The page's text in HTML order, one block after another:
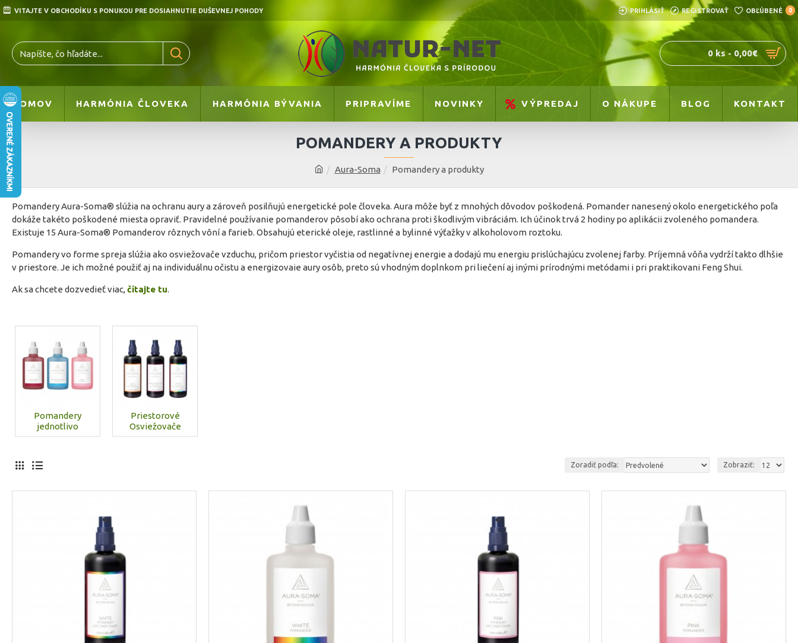
VITAJTE V OBCHODÍKU S PONUKOU PRE DOSIAHNUTIE DUŠEVNEJ POHODY PRIHLÁSIŤ REGISTROVAŤ OBĽÚBENÉ 0
0 ks - 0,00€
DOMOV HARMÓNIA ČLOVEKA HARMÓNIA BÝVANIA PRIPRAVÍME NOVINKY VÝPREDAJ O NÁKUPE BLOG KONTAKT
Aura-Soma Pomandery a produkty
POMANDERY A PRODUKTY
Pomandery Aura-Soma® slúžia na ochranu aury a zároveň posilňujú energetické pole človeka. Aura môže byť z mnohých dôvodov poškodená. Pomander nanesený okolo energetického poľa
dokáže takéto poškodené miesta opraviť. Pravidelné používanie pomanderov pôsobí ako ochrana proti škodlivým vibráciám. Ich účinok trvá 2 hodiny po aplikácii zvoleného pomandera.
Existuje 15 Aura-Soma® Pomanderov rôznych vôní a farieb. Obsahujú eterické oleje, rastlinné a bylinné výťažky v alkoholovom roztoku.
Pomandery vo forme spreja slúžia ako osviežovače vzduchu, pričom priestor vyčistia od negatívnej energie a dodajú mu energiu prislúchajúcu zvolenej farby. Príjemná vôňa vydrží takto dlhšie
v priestore. Je ich možné použiť aj na individuálnu očistu a energizovaie aury osôb, preto sú vhodným doplnkom pri liečení aj inými prírodnými metódami i pri praktikovani Feng Shui.
Ak sa chcete dozvedieť viac,čítajte tu.
Pomandery
jednotlivo
Priestorové
Osviežovače
Zoradiť podľa: Zobraziť: